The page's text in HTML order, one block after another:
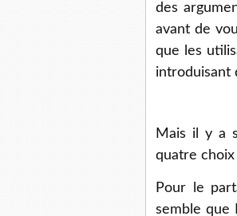
des
avant de
que les
introduisant
Mais il y a
quatre
Pour le
semble que